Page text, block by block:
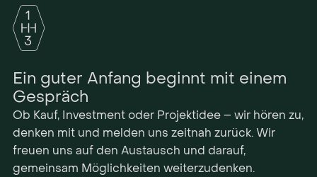
Ein guter Anfang beginnt mit einem
Gespräch
Ob Kauf, Investment oder Projektidee – wir hören zu,
denken mit und melden uns zeitnah zurück. Wir
freuen uns auf den Austausch und darauf,
gemeinsam Möglichkeiten weiterzudenken.